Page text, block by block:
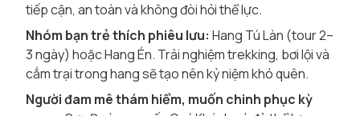
tiếp cận, an toàn và không đòi hỏi thể lực.
Nhóm bạn trẻ thích phiêu lưu: Hang Tú Làn (tour 2–
3 ngày) hoặc Hang Én. Trải nghiệm trekking, bơi lội và
cắm trại trong hang sẽ tạo nên kỷ niệm khó quên.
Người đam mê thám hiểm, muốn chinh phục kỳ